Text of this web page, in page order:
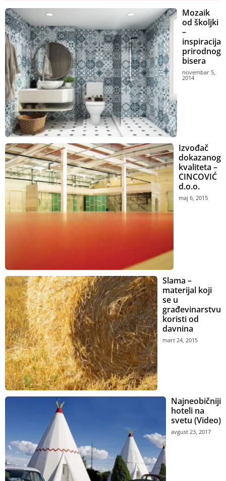
Mozaik
od školjki
–
inspiracija
prirodnog
bisera
novembar 5,
2014
Izvođač
dokazanog
kvaliteta –
CINCOVIĆ
d.o.o.
maj 6, 2015
Slama –
materijal koji
se u
građevinarstvu
koristi od
davnina
mart 24, 2015
Najneobičniji
hoteli na
svetu (Video)
avgust 23, 2017